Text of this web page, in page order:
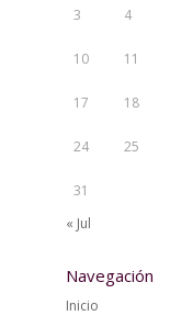
3 4
10 11
17 18
24 25
31
« Jul
Navegación
Inicio